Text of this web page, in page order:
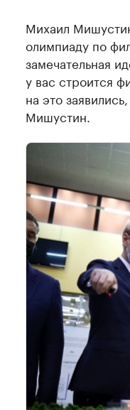
Михаил
олимпиаду по
замечательная
у вас строится
на это
Мишустин.